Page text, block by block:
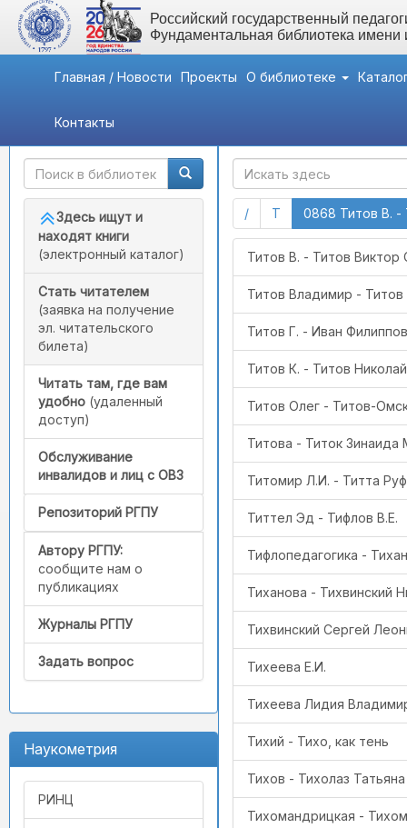
Российский государственный
Фундаментальная библиотека
Главная / Новости Проекты О библиотеке
Контакты
Быстрый доступ
Здесь ищут и
находят книги
(электронный каталог)
Стать читателем
(заявка на получение
эл. читательского
билета)
Читать там, где вам
удобно (удаленный
доступ)
Обслуживание
инвалидов и лиц с ОВЗ
Репозиторий РГПУ
Автору РГПУ:
сообщите нам о
публикациях
Журналы РГПУ
Задать вопрос
Наукометрия
РИНЦ
/(current)
Т (current)
0868 Титов В. -
Титов В. - Титов Виктор
Титов Владимир -
Титов Г. - Иван
Титов К. - Титов
Титов Олег - Титов-
Титова - Титок Зинаида
Титомир Л.И. - Титта
Титтел Эд - Тифлов В.Е.
Тифлопедагогика -
Тиханова - Тихвинский
Тихвинский Сергей
Тихеева Е.И.
Тихеева Лидия
Тихий - Тихо, как тень
Тихов - Тихолаз
Тихомандрицкая -